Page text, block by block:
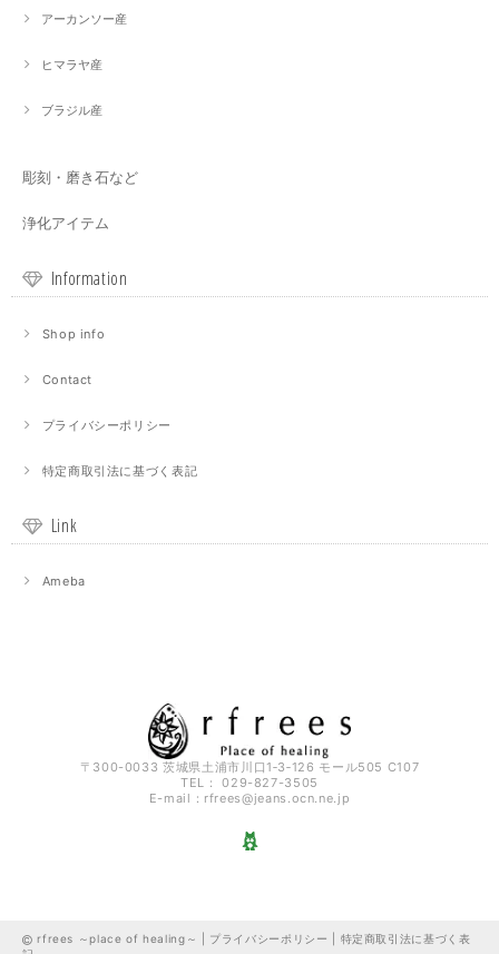
アーカンソー産
ヒマラヤ産
ブラジル産
彫刻・磨き石など
浄化アイテム
Information
Shop info
Contact
プライバシーポリシー
特定商取引法に基づく表記
Link
Ameba
〒300-0033 茨城県土浦市川口1‐3‐126 モール505 C107
TEL： 029-827-3505
E-mail： rfrees@jeans.ocn.ne.jp
rfrees ～place of healing～ | プライバシーポリシー
特定商取引法に基づく表